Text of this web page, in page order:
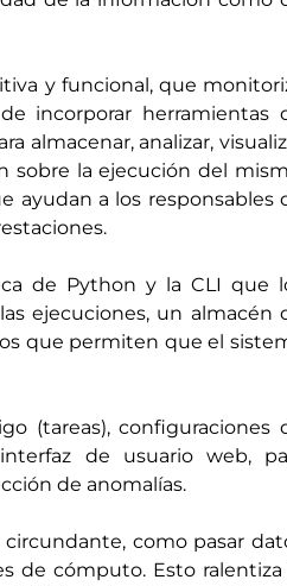
y funcional, que
incorporar herramientas
almacenar, analizar,
sobre la ejecución del
ayudan a los responsables
de Python y la CLI que
ejecuciones, un almacén
que permiten que el
(tareas), configuraciones
de usuario web,
de anomalías.
como pasar
de cómputo. Esto ralentiza